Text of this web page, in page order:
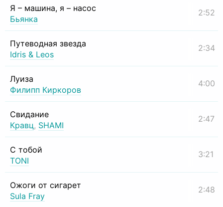
Я – машина, я – насос
Бьянка
2:52
Путеводная звезда
Idris & Leos
2:34
Луиза
Филипп Киркоров
4:00
Свидание
Кравц, SHAMI
2:47
С тобой
TONI
3:21
Ожоги от сигарет
Sula Fray
2:48